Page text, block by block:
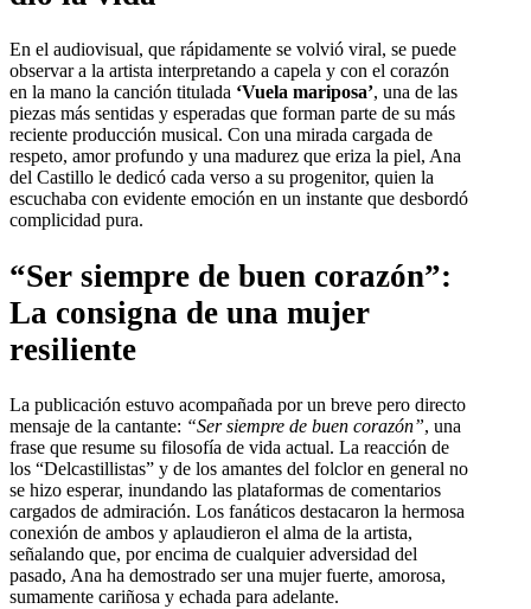
En el audiovisual, que rápidamente se volvió viral, se puede
observar a la artista interpretando a capela y con el corazón
en la mano la canción titulada ‘Vuela mariposa’, una de las
piezas más sentidas y esperadas que forman parte de su más
reciente producción musical. Con una mirada cargada de
respeto, amor profundo y una madurez que eriza la piel, Ana
del Castillo le dedicó cada verso a su progenitor, quien la
escuchaba con evidente emoción en un instante que desbordó
complicidad pura.
“Ser siempre de buen corazón”:
La consigna de una mujer
resiliente
La publicación estuvo acompañada por un breve pero directo
mensaje de la cantante: “Ser siempre de buen corazón”, una
frase que resume su filosofía de vida actual. La reacción de
los “Delcastillistas” y de los amantes del folclor en general no
se hizo esperar, inundando las plataformas de comentarios
cargados de admiración. Los fanáticos destacaron la hermosa
conexión de ambos y aplaudieron el alma de la artista,
señalando que, por encima de cualquier adversidad del
pasado, Ana ha demostrado ser una mujer fuerte, amorosa,
sumamente cariñosa y echada para adelante.